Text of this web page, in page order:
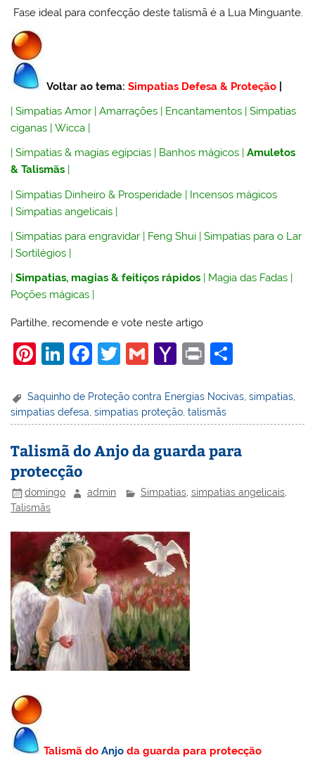
Fase ideal para confecção deste talismã é a Lua Minguante.
Voltar ao tema:Simpatias Defesa & Proteção
|Simpatias Amor |Amarrações | Encantamentos |Simpatias
ciganas |Wicca |
|Simpatias & magias egípcias | Banhos mágicos |Amuletos
& Talismãs |
|Simpatias Dinheiro & Prosperidade | Incensos mágicos
|Simpatias angelicais |
|Simpatias para engravidar | Feng Shui |Simpatias para o Lar
|Sortilégios |
|Simpatias, magias & feitiços rápidos Magia das Fadas
Poções mágicas
Partilhe, recomende e vote neste artigo
Pi
er
e
st
Li
k
e
dI
n
F
c
e
b
o
T
itt
er
G
ai
l
Y
h
o
o
ai
Pr
t
ar
e
Saquinho de Proteção contra Energias Nocivas ,simpatias
simpatias defesa ,simpatias proteção ,talismãs
Talismã do Anjo da guarda para
protecção
domingo admin Simpatias, simpatias angelicais,
Talismãs
Talismã doAnjo da guarda para protecção